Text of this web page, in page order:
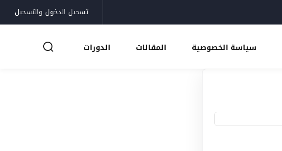
تسجيل الدخول والتسجيل
سياسة الخصوصية المقالات الدورات